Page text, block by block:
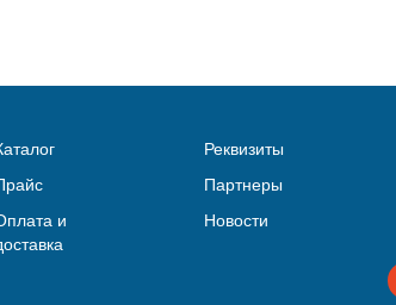
и
Реквизиты
Партнеры
Новости